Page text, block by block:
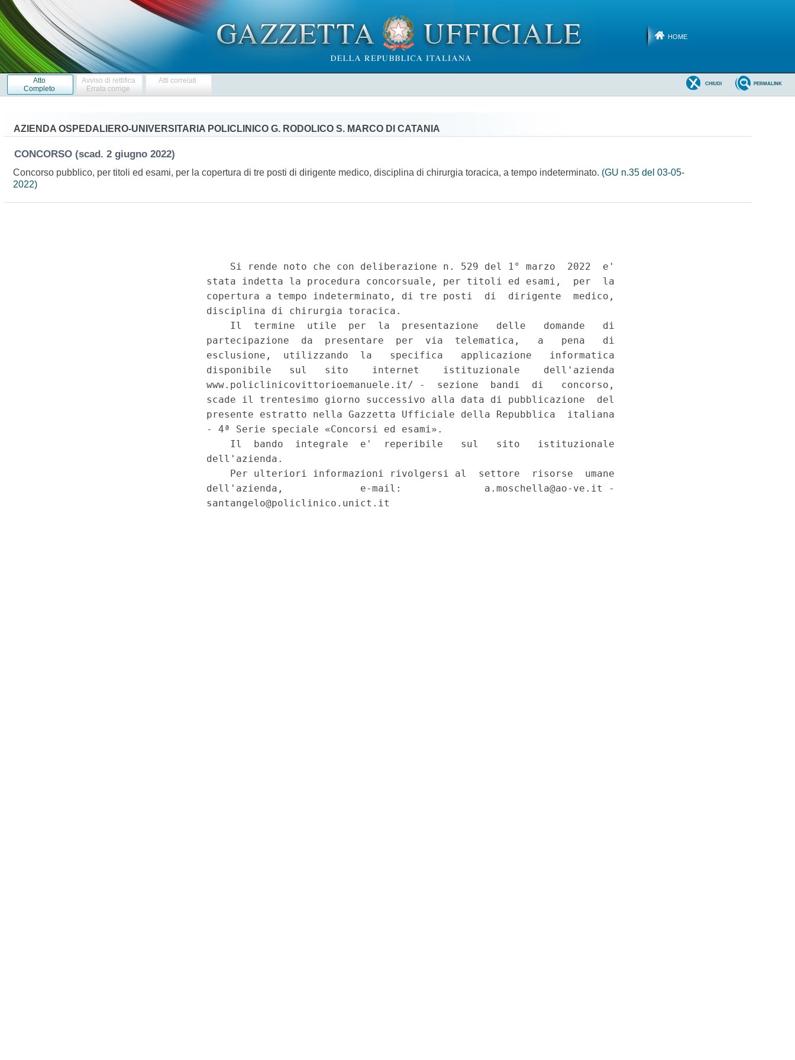
HOME
Atto
Completo
Avviso di rettifica
Errata corrige
Atti correlati PERMALINK
CHIUDI
AZIENDA OSPEDALIERO-UNIVERSITARIA POLICLINICO G. RODOLICO S. MARCO DI CATANIA
CONCORSO (scad. 2 giugno 2022)
Concorso pubblico, per titoli ed esami, per la copertura di tre posti di dirigente medico, disciplina di chirurgia toracica, a tempo indeterminato. (GU n.35 del 03-05-
2022)